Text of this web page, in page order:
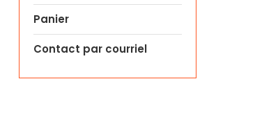
Panier
Contact par courriel